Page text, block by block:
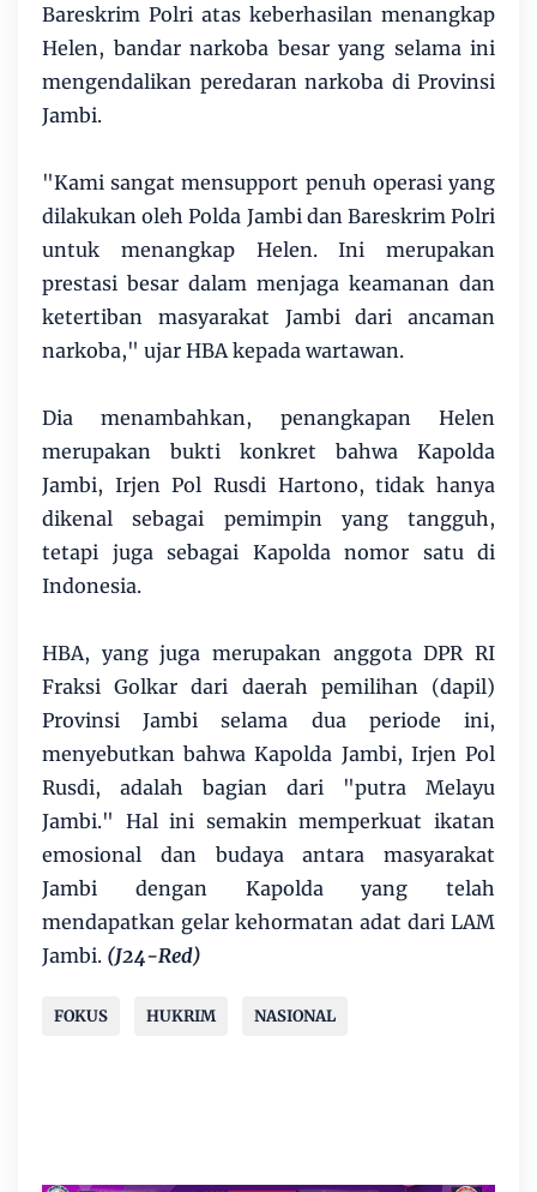
Bareskrim Polri atas keberhasilan menangkap
Helen, bandar narkoba besar yang selama ini
mengendalikan peredaran narkoba di Provinsi
Jambi.
"Kami sangat mensupport penuh operasi yang
dilakukan oleh Polda Jambi dan Bareskrim Polri
untuk menangkap Helen. Ini merupakan
prestasi besar dalam menjaga keamanan dan
ketertiban masyarakat Jambi dari ancaman
narkoba," ujar HBA kepada wartawan.
Dia menambahkan, penangkapan Helen
merupakan bukti konkret bahwa Kapolda
Jambi, Irjen Pol Rusdi Hartono, tidak hanya
dikenal sebagai pemimpin yang tangguh,
tetapi juga sebagai Kapolda nomor satu di
Indonesia.
HBA, yang juga merupakan anggota DPR RI
Fraksi Golkar dari daerah pemilihan (dapil)
Provinsi Jambi selama dua periode ini,
menyebutkan bahwa Kapolda Jambi, Irjen Pol
Rusdi, adalah bagian dari "putra Melayu
Jambi." Hal ini semakin memperkuat ikatan
emosional dan budaya antara masyarakat
Jambi dengan Kapolda yang telah
mendapatkan gelar kehormatan adat dari LAM
Jambi. (J24-Red)
FOKUS HUKRIM NASIONAL